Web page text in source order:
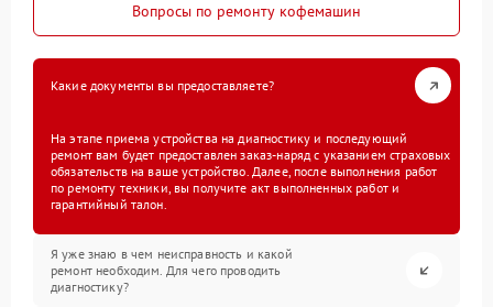
Вопросы по ремонту кофемашин
Какие документы вы предоставляете?
На этапе приема устройства на диагностику и последующий
ремонт вам будет предоставлен заказ-наряд с указанием страховых
обязательств на ваше устройство. Далее, после выполнения работ
по ремонту техники, вы получите акт выполненных работ и
гарантийный талон.
Я уже знаю в чем неисправность и какой
ремонт необходим. Для чего проводить
диагностику?